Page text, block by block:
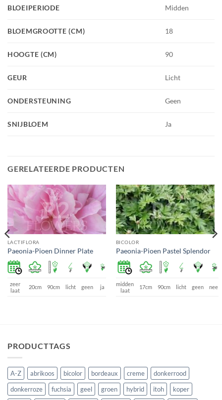
BLOEIPERIODE Midden
BLOEMGROOTTE (CM) 18
HOOGTE (CM) 90
GEUR Licht
ONDERSTEUNING Geen
SNIJBLOEM Ja
GERELATEERDE PRODUCTEN
LACTIFLORA
Paeonia-Pioen Dinner Plate
zeer
laat
20cm 90cm licht geen ja
BICOLOR
Paeonia-Pioen Pastel Splendor
midden
laat
17cm 90cm licht geen nee
PRODUCTTAGS
A-Z abrikoos bicolor bordeaux creme
donkerrood
donkerroze
fuchsia geel groen hybrid itoh koper